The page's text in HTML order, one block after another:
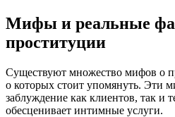
Мифы и реальные
проституции
Существуют множество мифов о
о которых стоит упомянуть. Эти
заблуждение как клиентов, так и
обесценивает интимные услуги.